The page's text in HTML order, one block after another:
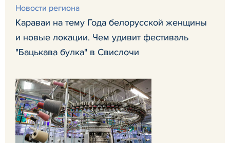
Новости региона
Караваи на тему Года белорусской женщины
и новые локации. Чем удивит фестиваль
"Бацькава булка" в Свислочи